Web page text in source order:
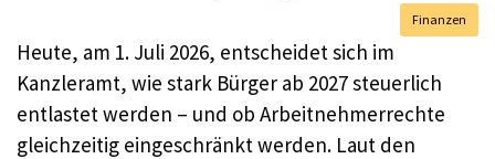
Finanzen
Heute, am 1. Juli 2026, entscheidet sich im
Kanzleramt, wie stark Bürger ab 2027 steuerlich
entlastet werden – und ob Arbeitnehmerrechte
gleichzeitig eingeschränkt werden. Laut den